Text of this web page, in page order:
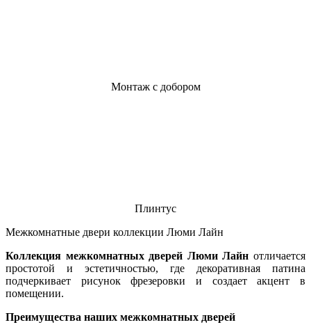
Монтаж с добором
Плинтус
Межкомнатные двери коллекции Люми Лайн
Коллекция межкомнатных дверей Люми Лайн отличается
простотой и эстетичностью, где декоративная патина
подчеркивает рисунок фрезеровки и создает акцент в
помещении.
Преимущества наших межкомнатных дверей